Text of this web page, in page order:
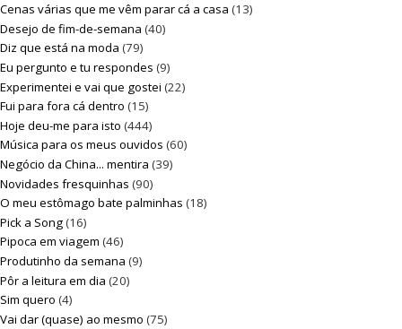
Cenas várias que me vêm parar cá a casa (13)
Desejo de fim-de-semana (40)
Diz que está na moda (79)
Eu pergunto e tu respondes (9)
Experimentei e vai que gostei (22)
Fui para fora cá dentro (15)
Hoje deu-me para isto (444)
Música para os meus ouvidos (60)
Negócio da China... mentira (39)
Novidades fresquinhas (90)
O meu estômago bate palminhas (18)
Pick a Song(16)
Pipoca em viagem (46)
Produtinho da semana (9)
Pôr a leitura em dia (20)
Sim quero (4)
Vai dar (quase) ao mesmo (75)